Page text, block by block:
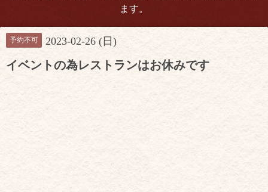
ます。
予約不可 2023-02-26 (日)
イベントの為レストランはお休みです